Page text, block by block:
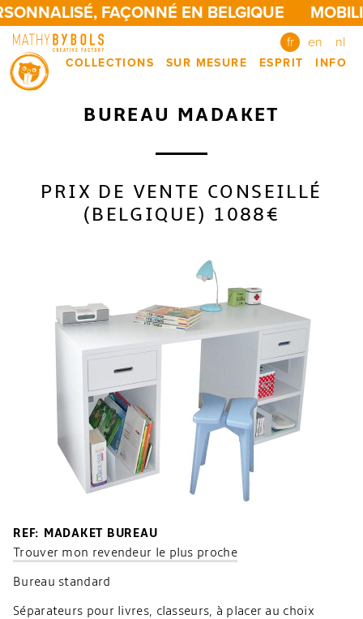
FAÇONNÉ EN BELGIQUE
fr en nl
COLLECTIONS SUR MESURE ESPRIT INFO
BUREAU MADAKET
PRIX DE VENTE CONSEILLÉ
(BELGIQUE) 1088€
REF: MADAKET BUREAU
Trouver mon revendeur le plus proche
Bureau standard
Séparateurs pour livres, classeurs, à placer au choix